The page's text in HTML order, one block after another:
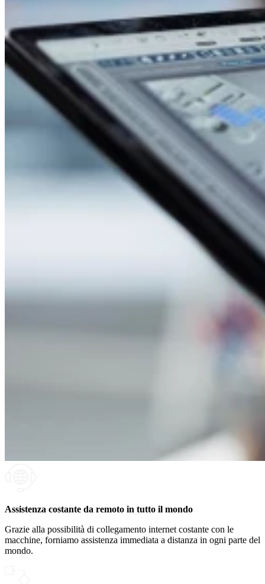
Assistenza costante da remoto in tutto il mondo
Grazie alla possibilità di collegamento internet costante con le
macchine, forniamo assistenza immediata a distanza in ogni parte del
mondo.